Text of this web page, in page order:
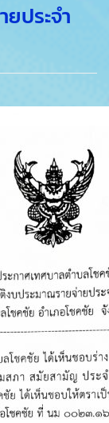
ประจำ